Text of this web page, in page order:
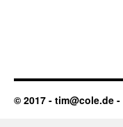
© 2017 - tim@cole.de -